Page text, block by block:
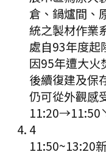
倉、鍋爐間、
統之製材作業
處自93年度起
因95年遭大火
後續復建及保
仍可從外觀感
11:20→11:50
4
11:50~13:20